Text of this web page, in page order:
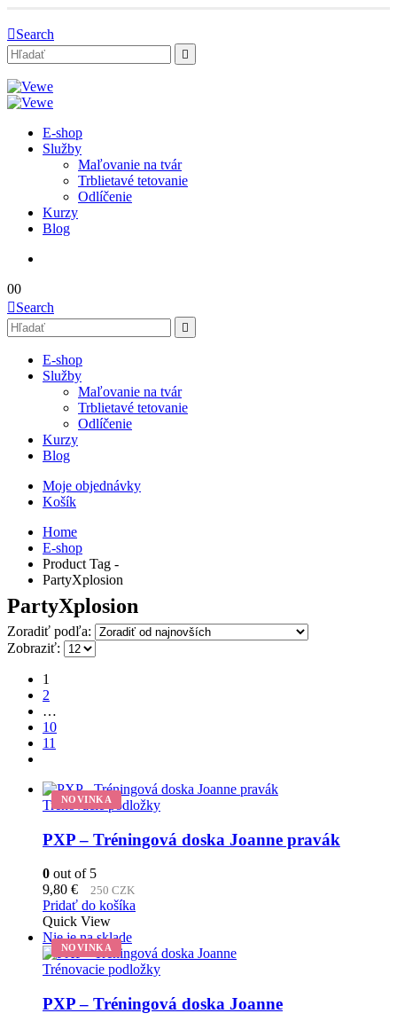
Search
E-shop
Služby
Maľovanie na tvár
Trblietavé tetovanie
Odlíčenie
Kurzy
Blog
00
Search
E-shop
Služby
Maľovanie na tvár
Trblietavé tetovanie
Odlíčenie
Kurzy
Blog
Moje objednávky
Košík
Home
E-shop
Product Tag -
PartyXplosion
PartyXplosion
Zoradiť podľa:
Zobraziť:
1
2
…
10
11
NOVINKA
Trénovacie podložky
PXP – Tréningová doska Joanne pravák
0 out of 5
9,80 € 250 CZK
Pridať do košíka
Quick View
NOVINKA
Nie je na sklade
Trénovacie podložky
PXP – Tréningová doska Joanne